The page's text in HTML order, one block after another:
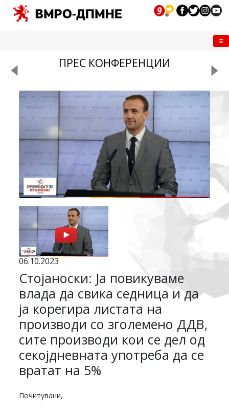
ПРЕС КОНФЕРЕНЦИИ
06.10.2023
Стојаноски: Ја повикуваме
влада да свика седница и да
ја корегира листата на
производи со зголемено ДДВ,
сите производи кои се дел од
секојдневната употреба да се
вратат на 5%
Почитувани,